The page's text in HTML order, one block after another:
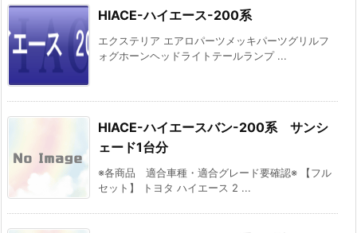
HIACE-ハイエース-200系
エクステリア エアロパーツメッキパーツグリルフ
ォグホーンヘッドライトテールランプ ...
HIACE-ハイエースバン-200系 サンシ
ェード1台分
※各商品 適合車種・適合グレード要確認※ 【フル
セット】 トヨタ ハイエース 2 ...